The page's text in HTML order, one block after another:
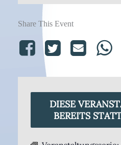
Share This Event
DIESE
BEREITS